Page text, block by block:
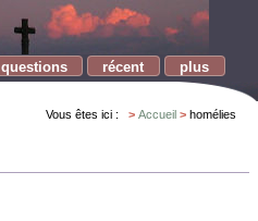
questions récent plus
Vous êtes ici : Accueil homélies